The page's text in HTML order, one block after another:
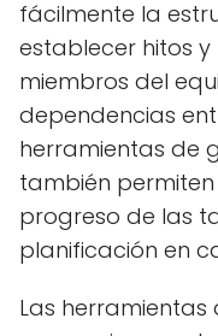
fácilmente la
establecer hitos
miembros del
dependencias
herramientas de
también
progreso de las
planificación en
Las